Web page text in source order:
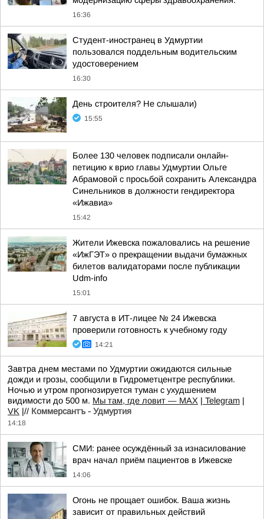
16:36
Студент-иностранец в Удмуртии
пользовался поддельным водительским
удостоверением
16:30
День строителя? Не слышали)
15:55
Более 130 человек подписали онлайн-
петицию к врио главы Удмуртии Ольге
Абрамовой с просьбой сохранить Александра
Синельников в должности гендиректора
«Ижавиа»
15:42
Жители Ижевска пожаловались на решение
«ИжГЭТ» о прекращении выдачи бумажных
билетов валидаторами после публикации
Udm-info
15:01
7 августа в ИТ-лицее № 24 Ижевска
проверили готовность к учебному году
14:21
Завтра днем местами по Удмуртии ожидаются сильные
дожди и грозы, сообщили в Гидрометцентре республики.
Ночью и утром прогнозируется туман с ухудшением
видимости до 500 м. Мы там, где ловит — MAX | Telegram |
VK |// Коммерсантъ - Удмуртия
14:18
СМИ: ранее осуждённый за изнасилование
врач начал приём пациентов в Ижевске
14:06
Огонь не прощает ошибок. Ваша жизнь
зависит от правильных действий